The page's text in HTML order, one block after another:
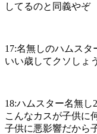
してるのと同義やぞ
17:名無しのハムスタ
いい歳してクソしょ
18:ハムスター名無し
こんなカスが子供に
子供に悪影響だから